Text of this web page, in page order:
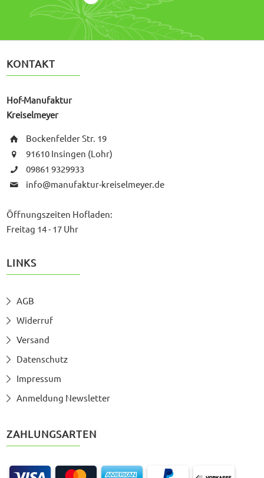
KONTAKT
Hof-Manufaktur
Kreiselmeyer
Bockenfelder Str. 19
91610 Insingen (Lohr)
09861 9329933
info@manufaktur-kreiselmeyer.de
Öffnungszeiten Hofladen:
Freitag 14 - 17 Uhr
LINKS
AGB
Widerruf
Versand
Datenschutz
Impressum
Anmeldung Newsletter
ZAHLUNGSARTEN